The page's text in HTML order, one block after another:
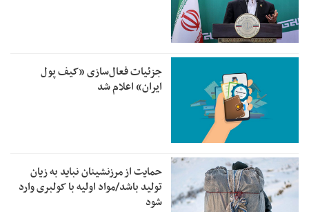
جزئیات فعال‌سازی «کیف پول
ایران» اعلام شد
حمایت از مرزنشینان نباید به زیان
تولید باشد/مواد اولیه با کولبری وارد
شود